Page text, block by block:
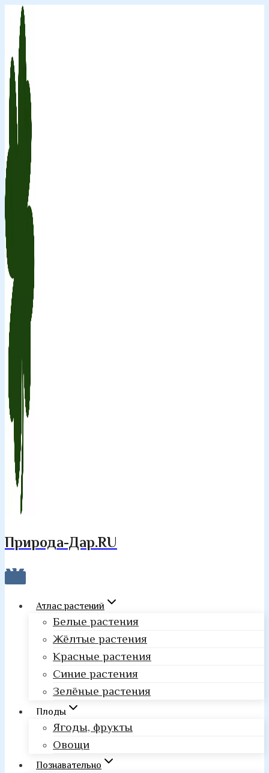
Перейти
содержимому
Природа-Дар.RU
Атлас растений
Белые растения
Жёлтые растения
Красные растения
Синие растения
Зелёные растения
Плоды
Ягоды, фрукты
Овощи
Познавательно